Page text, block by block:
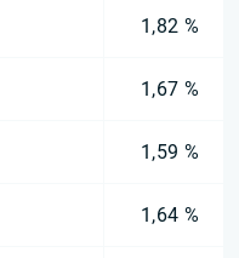
1,82 %
1,67 %
1,59 %
1,64 %